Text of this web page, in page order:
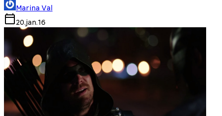
Marina Val
20.jan.16